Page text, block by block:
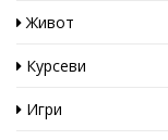
Живот
Курсеви
Игри